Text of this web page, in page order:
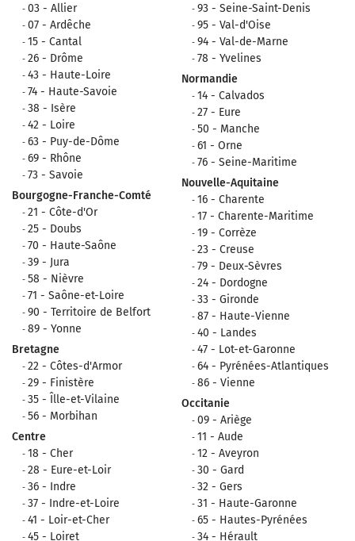
03 - Allier
07 - Ardêche
15 - Cantal
26 - Drôme
43 - Haute-Loire
74 - Haute-Savoie
38 - Isère
42 - Loire
63 - Puy-de-Dôme
69 - Rhône
73 - Savoie
Bourgogne-Franche-Comté
21 - Côte-d'Or
25 - Doubs
70 - Haute-Saône
39 - Jura
58 - Nièvre
71 - Saône-et-Loire
90 - Territoire de Belfort
89 - Yonne
Bretagne
22 - Côtes-d'Armor
29 - Finistère
35 - Îlle-et-Vilaine
56 - Morbihan
Centre
18 - Cher
28 - Eure-et-Loir
36 - Indre
37 - Indre-et-Loire
41 - Loir-et-Cher
45 - Loiret
93 - Seine-Saint-Denis
95 - Val-d'Oise
94 - Val-de-Marne
78 - Yvelines
Normandie
14 - Calvados
27 - Eure
50 - Manche
61 - Orne
76 - Seine-Maritime
Nouvelle-Aquitaine
16 - Charente
17 - Charente-Maritime
19 - Corrèze
23 - Creuse
79 - Deux-Sèvres
24 - Dordogne
33 - Gironde
87 - Haute-Vienne
40 - Landes
47 - Lot-et-Garonne
64 - Pyrénées-Atlantiques
86 - Vienne
Occitanie
09 - Ariège
11 - Aude
12 - Aveyron
30 - Gard
32 - Gers
31 - Haute-Garonne
65 - Hautes-Pyrénées
34 - Hérault